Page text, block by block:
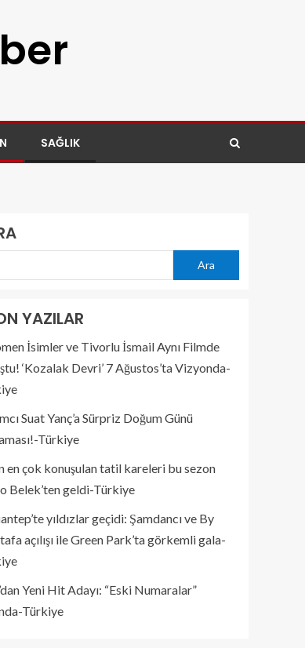
SAĞLIK
Ara
YAZILAR
İsimler ve Tivorlu İsmail Aynı Filmde
‘Kozalak Devri’ 7 Ağustos’ta Vizyonda-
Suat Yanç’a Sürpriz Doğum Günü
Türkiye
en çok konuşulan tatil kareleri bu sezon
Belek’ten geldi-Türkiye
yıldızlar geçidi: Şamdancı ve By
açılışı ile Green Park’ta görkemli gala-
Yeni Hit Adayı: “Eski Numaralar”
Türkiye